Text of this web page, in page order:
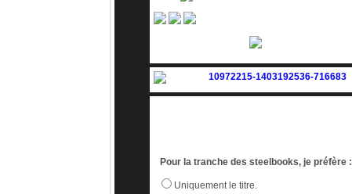
Pour la tranche des steelbooks, je préfère :
Uniquement le titre.